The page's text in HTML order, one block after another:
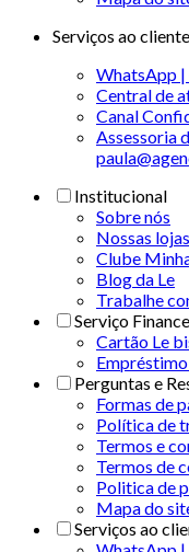
Serviços ao cliente
WhatsApp
Central de
Canal
Assessoria
Institucional
Sobre nós
Nossas lojas
Clube
Blog da Le
Trabalhe
Serviço
Cartão Le
Perguntas e
Formas de
Política de
Termos e
Termos de
Politica de
Mapa do
Serviços ao